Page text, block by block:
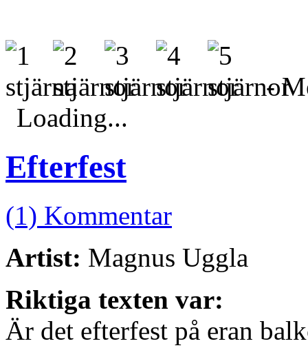
-
Loading...
Efterfest
(1) Kommentar
Artist: Magnus Uggla
Riktiga texten var:
Är det efterfest på eran